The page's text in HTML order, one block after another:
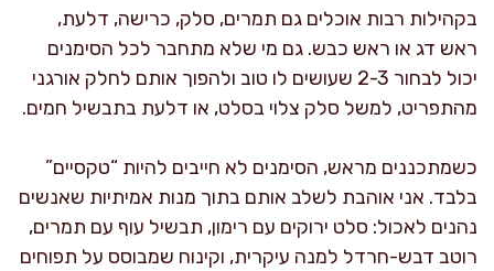
בקהילות רבות אוכלים גם תמרים, סלק, כרישה, דלעת,
ראש דג או ראש כבש. גם מי שלא מתחבר לכל הסימנים
יכול לבחור 2-3 שעושים לו טוב ולהפוך אותם לחלק אורגני
מהתפריט, למשל סלק צלוי בסלט, או דלעת בתבשיל חמים.
כשמתכננים מראש, הסימנים לא חייבים להיות “טקסיים”
בלבד. אני אוהבת לשלב אותם בתוך מנות אמיתיות שאנשים
נהנים לאכול: סלט ירוקים עם רימון, תבשיל עוף עם תמרים,
רוטב דבש-חרדל למנה עיקרית, וקינוח שמבוסס על תפוחים